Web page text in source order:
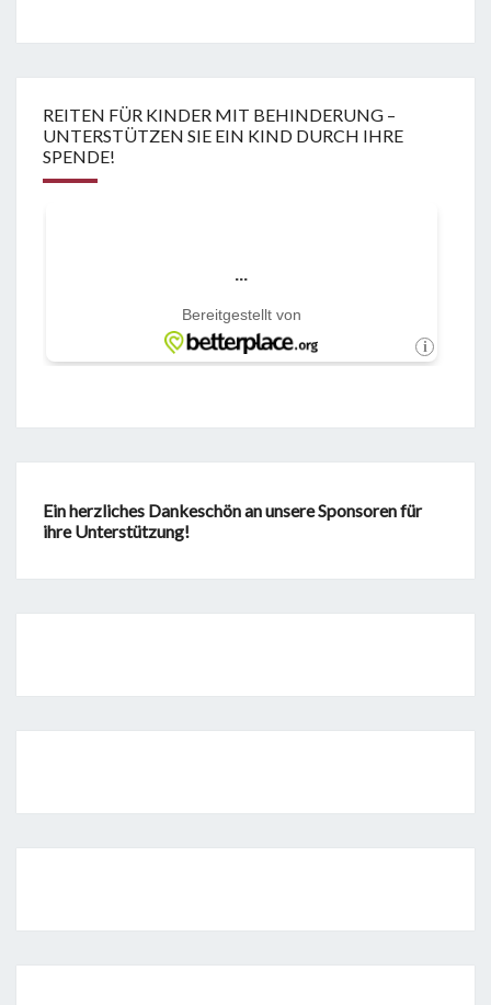
REITEN FÜR KINDER MIT BEHINDERUNG –
UNTERSTÜTZEN SIE EIN KIND DURCH IHRE
SPENDE!
Ein herzliches Dankeschön an unsere Sponsoren für
ihre Unterstützung!